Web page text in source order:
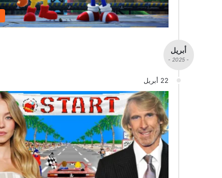
أبريل
- 2025 -
22 أبريل